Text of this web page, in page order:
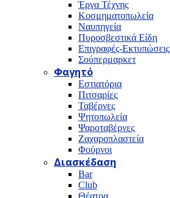
Έργα Τέχνης
Κοσμηματοπωλεία
Ναυπηγεία
Πυροσβεστικά Είδη
Επιγραφές-Εκτυπώσεις
Σούπερμαρκετ
Φαγητό
Εστιατόρια
Πιτσαρίες
Ταβέρνες
Ψητοπωλεία
Ψαροταβέρνες
Ζαχαροπλαστεία
Φούρνοι
Διασκέδαση
Bar
Club